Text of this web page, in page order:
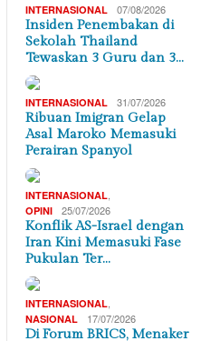
INTERNASIONAL 07/08/2026
Insiden Penembakan di
Sekolah Thailand
Tewaskan 3 Guru dan 3…
INTERNASIONAL 31/07/2026
Ribuan Imigran Gelap
Asal Maroko Memasuki
Perairan Spanyol
INTERNASIONAL
OPINI 25/07/2026
Konflik AS-Israel dengan
Iran Kini Memasuki Fase
Pukulan Ter…
INTERNASIONAL
NASIONAL 17/07/2026
Di Forum BRICS, Menaker